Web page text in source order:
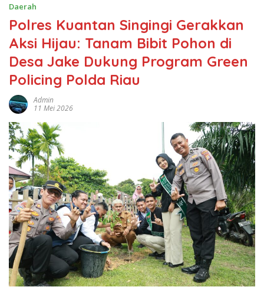
Daerah
Polres Kuantan Singingi Gerakkan
Aksi Hijau: Tanam Bibit Pohon di
Desa Jake Dukung Program Green
Policing Polda Riau
Admin
11 Mei 2026